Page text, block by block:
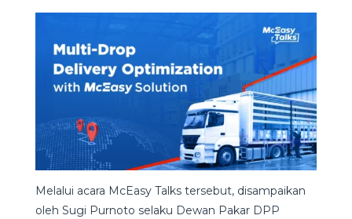
Melalui acara McEasy Talks tersebut, disampaikan
oleh Sugi Purnoto selaku Dewan Pakar DPP